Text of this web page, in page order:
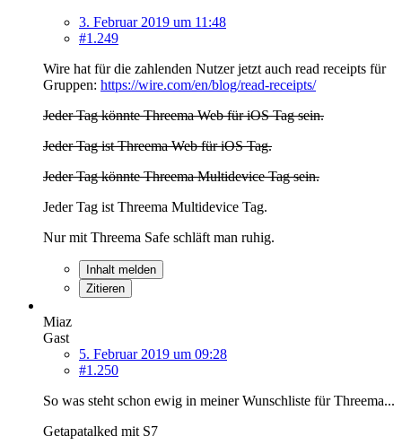
3. Februar 2019 um 11:48
#1.249
Wire hat für die zahlenden Nutzer jetzt auch read receipts für
Gruppen: https://wire.com/en/blog/read-receipts/
Jeder Tag könnte Threema Web für iOS Tag sein.
Jeder Tag ist Threema Web für iOS Tag.
Jeder Tag könnte Threema Multidevice Tag sein.
Jeder Tag ist Threema Multidevice Tag.
Nur mit Threema Safe schläft man ruhig.
Inhalt melden
Zitieren
Miaz
Gast
5. Februar 2019 um 09:28
#1.250
So was steht schon ewig in meiner Wunschliste für Threema...
Getapatalked mit S7